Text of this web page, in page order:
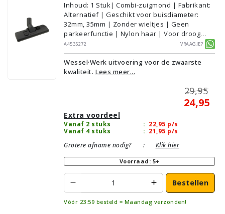
Inhoud: 1 Stuk| Combi-zuigmond | Fabrikant:
Alternatief | Geschikt voor buisdiameter:
32mm, 35mm | Zonder wieltjes | Geen
parkeerfunctie | Nylon haar | Voor droog
gebruik | Breedte: 27cm | Zonder verlichting |
Zonder kliksysteem | Zwart | Wessel·Werk |
Geschikt voor vloertype: Plavuizen/Tegels,
Parket/Laminaat, PVC/Vinyl,
A4535272 Vraagje?
Wessel·Werk uitvoering voor de zwaarste
kwaliteit. Lees meer...
29,95
24,95
Extra voordeel
Vanaf 2 stuks : 22,95 p/s
Vanaf 4 stuks
: 21,95 p/s
Grotere afname nodig?
: Klik hier
Voorraad: 5+
Bestellen
Vóór 23:59 besteld = Maandag verzonden!